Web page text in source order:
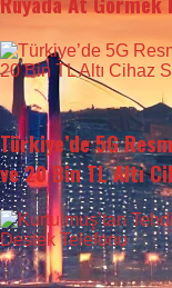
Türkiye’de 5G
ve 20 Bin TL Altı